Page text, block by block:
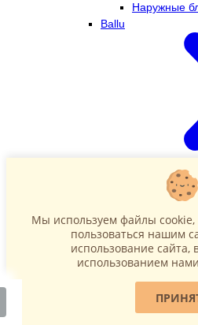
Наружные
Ballu
Наружные
Мы используем файлы
пользоваться нашим
использование сайта,
использованием